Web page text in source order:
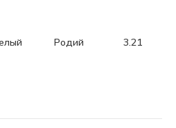
Родий 3.21